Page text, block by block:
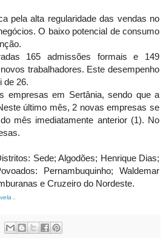
pela alta regularidade das vendas no
O baixo potencial de consumo
165 admissões formais e 149
trabalhadores. Este desempenho
de 26.
empresas em Sertânia, sendo que a
último mês, 2 novas empresas se
mês imediatamente anterior (1). No
Sede; Algodões; Henrique Dias;
Pernambuquinho; Waldemar
e Cruzeiro do Nordeste.
.